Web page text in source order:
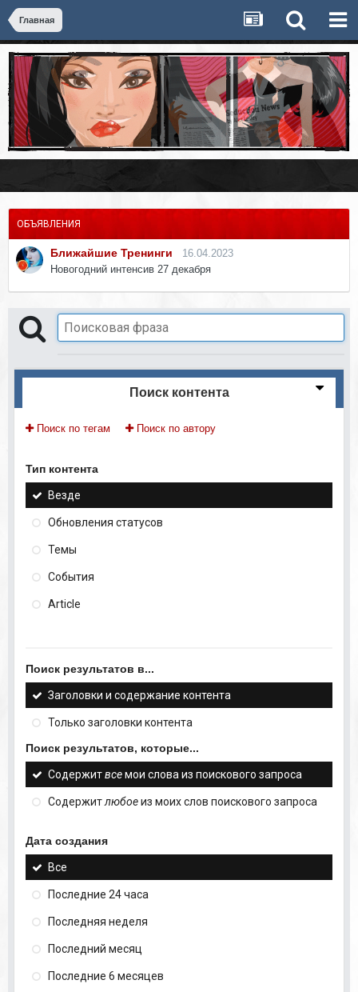
Главная
ОБЪЯВЛЕНИЯ
Ближайшие Тренинги
16.04.2023
Новогодний интенсив 27 декабря
Поиск контента
Поиск по тегам Поиск по автору
Тип контента
Везде
Обновления статусов
Темы
События
Article
Поиск результатов в...
Заголовки и содержание контента
Только заголовки контента
Поиск результатов, которые...
Содержитвсемои слова из поискового запроса
Содержитлюбоеиз моих слов поискового запроса
Дата создания
Все
Последние 24 часа
Последняя неделя
Последний месяц
Последние 6 месяцев